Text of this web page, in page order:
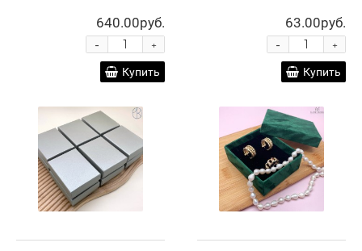
640.00руб.
+
-
Купить
63.00руб.
+
-
Купить